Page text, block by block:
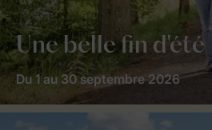
Une belle fin d'été
Du 1 au 30 septembre 2026